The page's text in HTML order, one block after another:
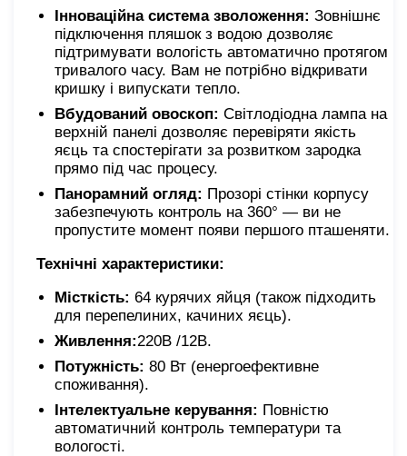
Інноваційна система зволоження: Зовнішнє
підключення пляшок з водою дозволяє
підтримувати вологість автоматично протягом
тривалого часу. Вам не потрібно відкривати
кришку і випускати тепло.
Вбудований овоскоп: Світлодіодна лампа на
верхній панелі дозволяє перевіряти якість
яєць та спостерігати за розвитком зародка
прямо під час процесу.
Панорамний огляд: Прозорі стінки корпусу
забезпечують контроль на 360° — ви не
пропустите момент появи першого пташеняти.
Технічні характеристики:
Місткість: 64 курячих яйця (також підходить
для перепелиних, качиних яєць).
Живлення:220В /12В.
Потужність: 80 Вт (енергоефективне
споживання).
Інтелектуальне керування: Повністю
автоматичний контроль температури та
вологості.